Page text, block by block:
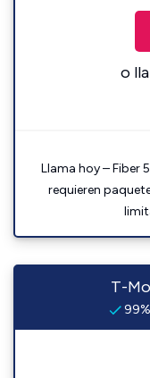
o
Llama hoy – Fiber
requieren
T-